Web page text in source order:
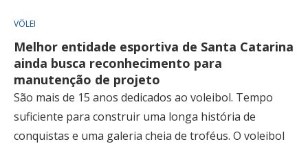
VÔLEI
Melhor entidade esportiva de Santa Catarina
ainda busca reconhecimento para
manutenção de projeto
São mais de 15 anos dedicados ao voleibol. Tempo
suficiente para construir uma longa história de
conquistas e uma galeria cheia de troféus. O voleibol